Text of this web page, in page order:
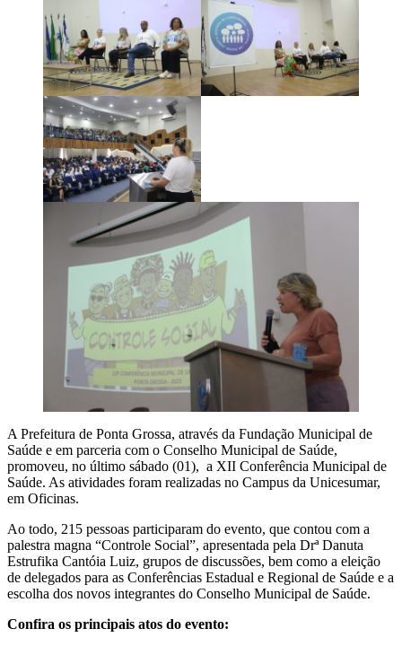
A Prefeitura de Ponta Grossa, através da Fundação Municipal de
Saúde e em parceria com o Conselho Municipal de Saúde,
promoveu, no último sábado (01), a XII Conferência Municipal de
Saúde. As atividades foram realizadas no Campus da Unicesumar,
em Oficinas.
Ao todo, 215 pessoas participaram do evento, que contou com a
palestra magna “Controle Social”, apresentada pela Drª Danuta
Estrufika Cantóia Luiz, grupos de discussões, bem como a eleição
de delegados para as Conferências Estadual e Regional de Saúde e a
escolha dos novos integrantes do Conselho Municipal de Saúde.
Confira os principais atos do evento: